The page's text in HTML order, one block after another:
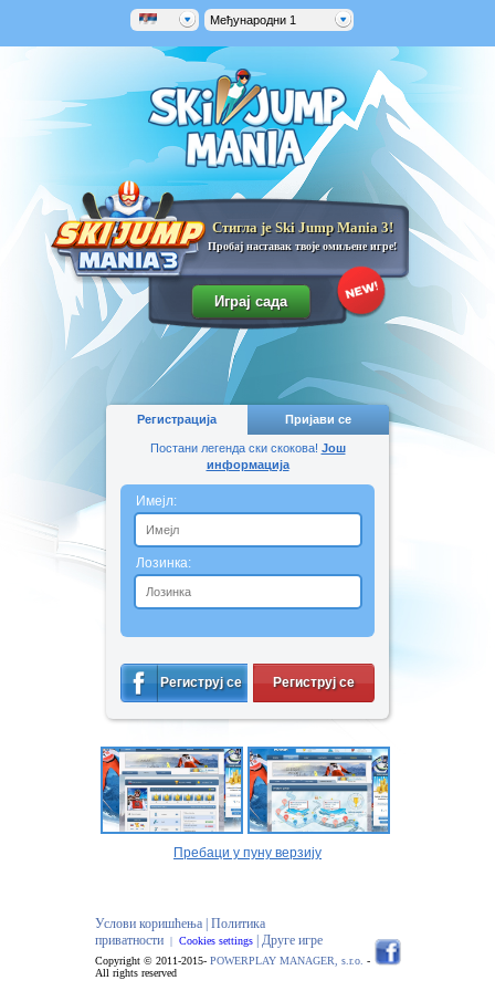
Међународни 1
Стигла је Ski Jump Mania 3!
Пробај наставак твоје омиљене игре!
Регистрација Пријави се
Постани легенда ски скокова! Још
информација
Имејл:
Лозинка:
Региструј се Региструј се
Пребаци у пуну верзију
Услови коришћења | Политика
приватности| Cookies settings | Друге игре
Copyright © 2011-2015- POWERPLAY MANAGER, s.r.o. -
All rights reserved